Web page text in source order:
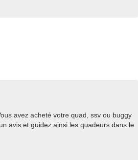
avez acheté votre quad, ssv ou buggy
avis et guidez ainsi les quadeurs dans le